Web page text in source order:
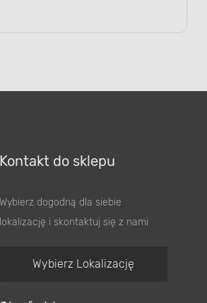
lokalizację i skontaktuj się z nami